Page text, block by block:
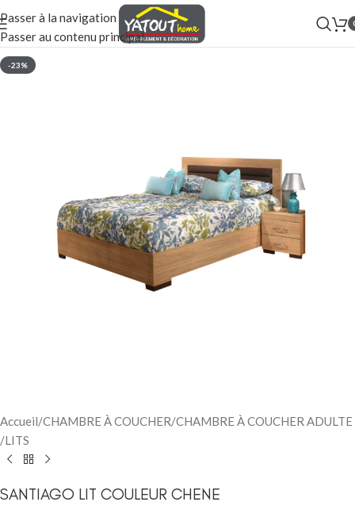
Passer à la navigation
Passer au contenu principal
-23%
Accueil/CHAMBRE À COUCHER/CHAMBRE À COUCHER ADULTE
/LITS
SANTIAGO LIT COULEUR CHENE